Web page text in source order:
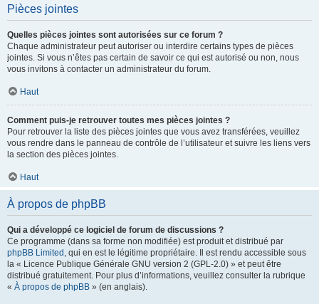
Pièces jointes
Quelles pièces jointes sont autorisées sur ce forum ?
Chaque administrateur peut autoriser ou interdire certains types de pièces
jointes. Si vous n’êtes pas certain de savoir ce qui est autorisé ou non, nous
vous invitons à contacter un administrateur du forum.
Haut
Comment puis-je retrouver toutes mes pièces jointes ?
Pour retrouver la liste des pièces jointes que vous avez transférées, veuillez
vous rendre dans le panneau de contrôle de l’utilisateur et suivre les liens vers
la section des pièces jointes.
Haut
À propos de phpBB
Qui a développé ce logiciel de forum de discussions ?
Ce programme (dans sa forme non modifiée) est produit et distribué par
phpBB Limited , qui en est le légitime propriétaire. Il est rendu accessible sous
la « Licence Publique Générale GNU version 2 (GPL-2.0) » et peut être
distribué gratuitement. Pour plus d’informations, veuillez consulter la rubrique
« À propos de phpBB » (en anglais).